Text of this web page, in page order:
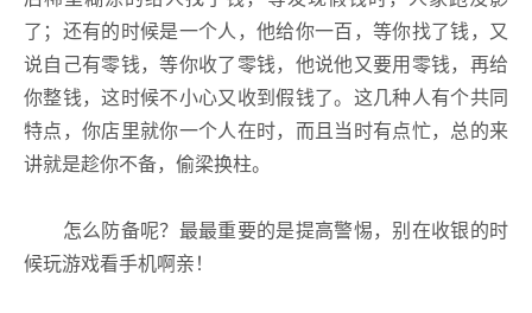
了；还有的时候是一个人，他给你一百，等你找了钱，又
说自己有零钱，等你收了零钱，他说他又要用零钱，再给
你整钱，这时候不小心又收到假钱了。这几种人有个共同
特点，你店里就你一个人在时，而且当时有点忙，总的来
讲就是趁你不备，偷梁换柱。
怎么防备呢？最最重要的是提高警惕，别在收银的时
候玩游戏看手机啊亲！